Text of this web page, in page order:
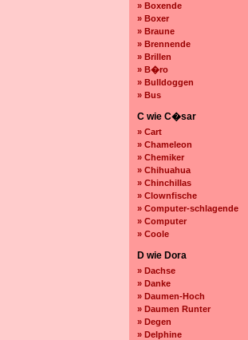
» Boxende
» Boxer
» Braune
» Brennende
» Brillen
» B�ro
» Bulldoggen
» Bus
C wie C�sar
» Cart
» Chameleon
» Chemiker
» Chihuahua
» Chinchillas
» Clownfische
» Computer-schlagende
» Computer
» Coole
D wie Dora
» Dachse
» Danke
» Daumen-Hoch
» Daumen Runter
» Degen
» Delphine